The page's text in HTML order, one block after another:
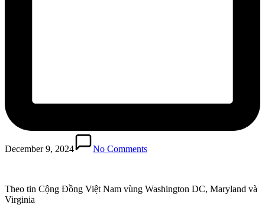
December 9, 2024 No Comments
Theo tin Cộng Đồng Việt Nam vùng Washington DC, Maryland và
Virginia